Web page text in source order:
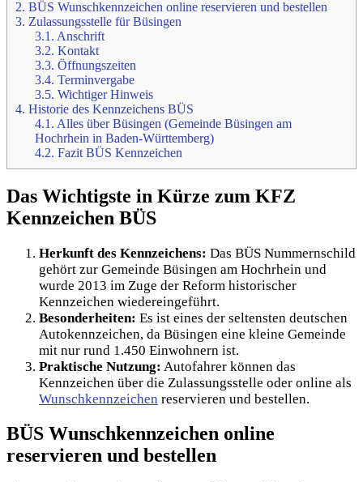
2. BÜS Wunschkennzeichen online reservieren und bestellen
3. Zulassungsstelle für Büsingen
3.1. Anschrift
3.2. Kontakt
3.3. Öffnungszeiten
3.4. Terminvergabe
3.5. Wichtiger Hinweis
4. Historie des Kennzeichens BÜS
4.1. Alles über Büsingen (Gemeinde Büsingen am
Hochrhein in Baden-Württemberg)
4.2. Fazit BÜS Kennzeichen
Das Wichtigste in Kürze zum KFZ
Kennzeichen BÜS
Herkunft des Kennzeichens: Das BÜS Nummernschild
gehört zur Gemeinde Büsingen am Hochrhein und
wurde 2013 im Zuge der Reform historischer
Kennzeichen wiedereingeführt.
Besonderheiten: Es ist eines der seltensten deutschen
Autokennzeichen, da Büsingen eine kleine Gemeinde
mit nur rund 1.450 Einwohnern ist.
Praktische Nutzung: Autofahrer können das
Kennzeichen über die Zulassungsstelle oder online als
Wunschkennzeichen reservieren und bestellen.
BÜS Wunschkennzeichen online
reservieren und bestellen